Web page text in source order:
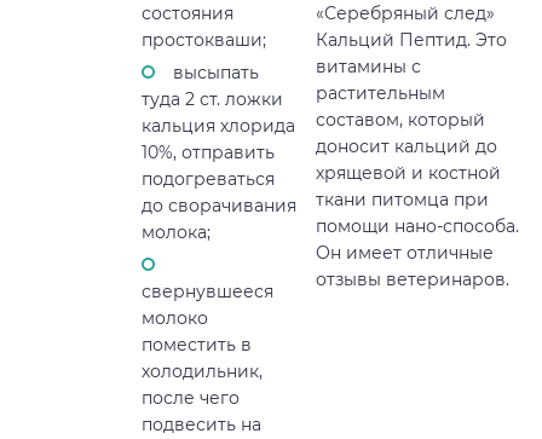
состояния
простокваши;
высыпать
туда 2 ст. ложки
кальция хлорида
10%, отправить
подогреваться
до сворачивания
молока;
свернувшееся
молоко
поместить в
холодильник,
после чего
подвесить на
«Серебряный след»
Кальций Пептид. Это
витамины с
растительным
составом, который
доносит кальций до
хрящевой и костной
ткани питомца при
помощи нано-способа.
Он имеет отличные
отзывы ветеринаров.